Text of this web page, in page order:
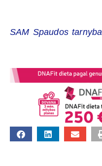
SAM Spaudos tarnyba